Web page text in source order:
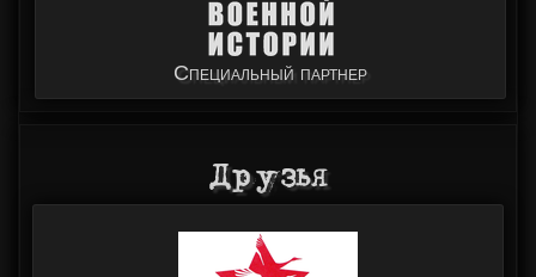
Специальный партнер
Друзья